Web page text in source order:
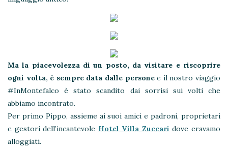
Ma la piacevolezza di un posto, da visitare e riscoprire
ogni volta, è sempre data dalle personee il nostro viaggio
#InMontefalco è stato scandito dai sorrisi sui volti che
abbiamo incontrato.
Per primo Pippo, assieme ai suoi amici e padroni, proprietari
e gestori dell’incantevole Hotel Villa Zuccari dove eravamo
alloggiati.